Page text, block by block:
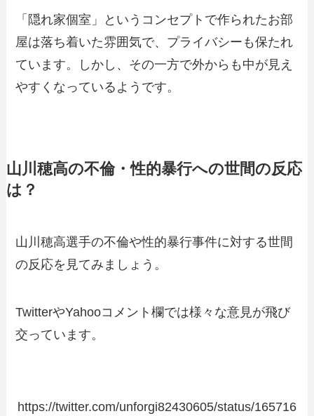
「隠れ家個室」というコンセプトで作られたお部
屋は落ち着いた雰囲気で、プライバシーも保たれ
ています。しかし、その一方で外からも中が見え
やすくなっているようです。
山川穂高の不倫・性的暴行への世間の反応
は？
山川穂高選手の不倫や性的暴行事件に対する世間
の反応を見てみましょう。
TwitterやYahooコメント欄では様々な意見が飛び
交っています。
https://twitter.com/unforgi82430605/status/165716